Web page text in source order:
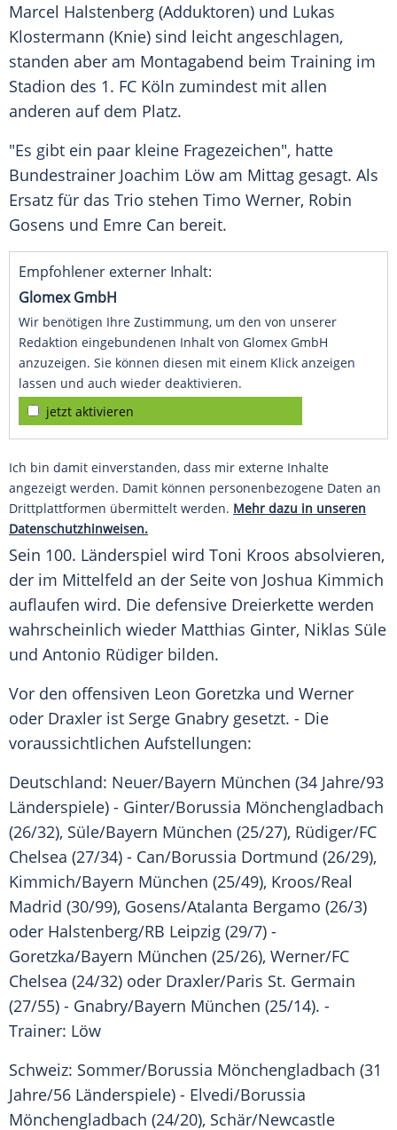
Marcel Halstenberg (Adduktoren) und Lukas
Klostermann (Knie) sind leicht angeschlagen,
standen aber am Montagabend beim Training im
Stadion des 1. FC Köln zumindest mit allen
anderen auf dem Platz.
"Es gibt ein paar kleine Fragezeichen", hatte
Bundestrainer Joachim Löw am Mittag gesagt. Als
Ersatz für das Trio stehen Timo Werner, Robin
Gosens und Emre Can bereit.
Empfohlener externer Inhalt:
Glomex GmbH
Wir benötigen Ihre Zustimmung, um den von unserer
Redaktion eingebundenen Inhalt von Glomex GmbH
anzuzeigen. Sie können diesen mit einem Klick anzeigen
lassen und auch wieder deaktivieren.
jetzt aktivieren
Ich bin damit einverstanden, dass mir externe Inhalte
angezeigt werden. Damit können personenbezogene Daten an
Drittplattformen übermittelt werden. Mehr dazu in unseren
Datenschutzhinweisen.
Sein 100. Länderspiel wird Toni Kroos absolvieren,
der im Mittelfeld an der Seite von Joshua Kimmich
auflaufen wird. Die defensive Dreierkette werden
wahrscheinlich wieder Matthias Ginter, Niklas Süle
und Antonio Rüdiger bilden.
Vor den offensiven Leon Goretzka und Werner
oder Draxler ist Serge Gnabry gesetzt. - Die
voraussichtlichen Aufstellungen:
Deutschland: Neuer/Bayern München (34 Jahre/93
Länderspiele) - Ginter/Borussia Mönchengladbach
(26/32), Süle/Bayern München (25/27), Rüdiger/FC
Chelsea (27/34) - Can/Borussia Dortmund (26/29),
Kimmich/Bayern München (25/49), Kroos/Real
Madrid (30/99), Gosens/Atalanta Bergamo (26/3)
oder Halstenberg/RB Leipzig (29/7) -
Goretzka/Bayern München (25/26), Werner/FC
Chelsea (24/32) oder Draxler/Paris St. Germain
(27/55) - Gnabry/Bayern München (25/14). -
Trainer: Löw
Schweiz: Sommer/Borussia Mönchengladbach (31
Jahre/56 Länderspiele) - Elvedi/Borussia
Mönchengladbach (24/20), Schär/Newcastle